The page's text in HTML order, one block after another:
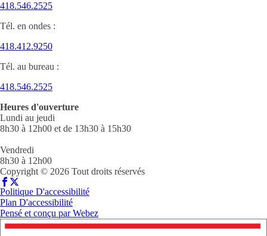
418.546.2525
Tél. en ondes :
418.412.9250
Tél. au bureau :
418.546.2525
Heures d'ouverture
Lundi au jeudi
8h30 à 12h00 et de 13h30 à 15h30
Vendredi
8h30 à 12h00
Copyright © 2026 Tout droits réservés
Politique D'accessibilité
Plan D'accessibilité
Pensé et conçu parWebez